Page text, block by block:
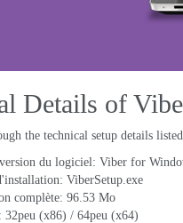
Details of
the technical setup details
du logiciel: Viber for
ViberSetup.exe
complète: 96.53 Mo
32peu (x86) / 64peu (x64)